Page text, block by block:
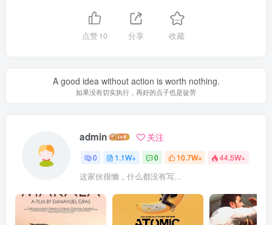
点赞10 分享 收藏
A good idea without action is worth nothing.
如果没有切实执行，再好的点子也是徒劳
admin 关注
0 1.1W+ 0 10.7W+ 44.5W+
这家伙很懒，什么都没有写...